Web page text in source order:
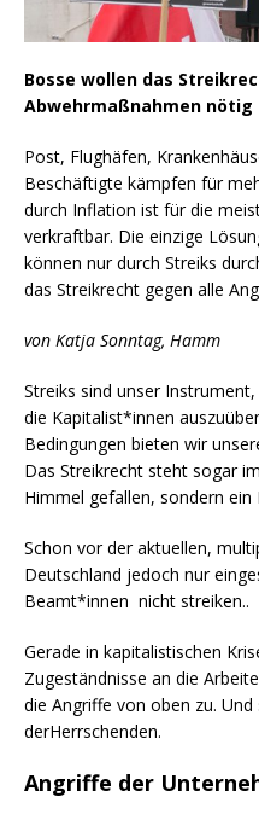
Bosse wollen das
Abwehrmaßnahmen nötig
Post, Flughäfen,
Beschäftigte kämpfen für
durch Inflation ist für die
verkraftbar. Die einzige
können nur durch Streiks
das Streikrecht gegen alle
von Katja Sonntag, Hamm
Streiks sind unser
die Kapitalist*innen
Bedingungen bieten wir
Das Streikrecht steht sogar
Himmel gefallen, sondern ein
Schon vor der aktuellen,
Deutschland jedoch nur
Beamt*innen nicht streiken..
Gerade in kapitalistischen
Zugeständnisse an die
die Angriffe von oben zu.
derHerrschenden.
Angriffe der